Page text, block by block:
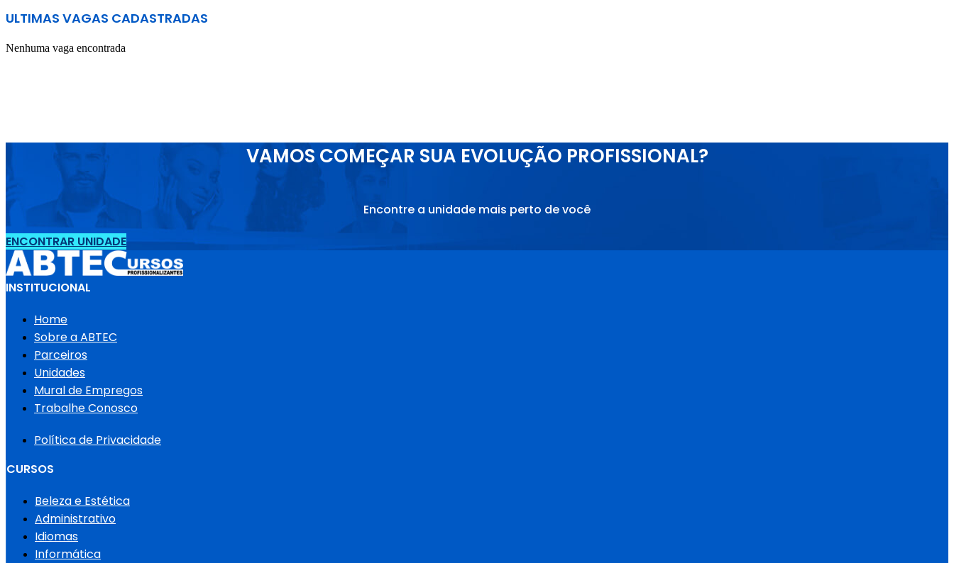
ULTIMAS VAGAS CADASTRADAS
Nenhuma vaga encontrada
VAMOS COMEÇAR SUA EVOLUÇÃO PROFISSIONAL?
Encontre a unidade mais perto de você
ENCONTRAR UNIDADE
INSTITUCIONAL
Home
Sobre a ABTEC
Parceiros
Unidades
Mural de Empregos
Trabalhe Conosco
Política de Privacidade
CURSOS
Beleza e Estética
Administrativo
Idiomas
Informática